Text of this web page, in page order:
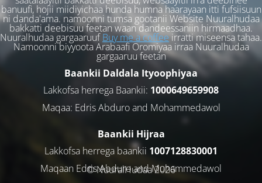
banuufi, hojii miidiyichaa hunda humna haarayaan itti fufsiisuun
ni danda'ama. namoonni tumsa gootanii Website Nuuralhudaa
bakkatti deebisuu feetan waan dandeessaniin hirmaadhaa.
Nuuralhudaa gargaaruufBuy me a coffeeirratti miseensa tahaa.
Namoonni biyyoota Arabaafi Oromiyaa irraa Nuuralhudaa
gargaaruu feetan
Baankii Daldala Ityoophiyaa
Lakkofsa herrega Baankii: 1000649659908
Maqaa: Edris Abduro and Mohammedawol
Baankii Hijraa
Lakkofsa herrega baankii 1007128830001
Maqaan Edris Abduro and Muhammedawol
© NuuralHudaa 2026